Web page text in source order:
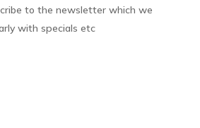
to the newsletter which we
with specials etc